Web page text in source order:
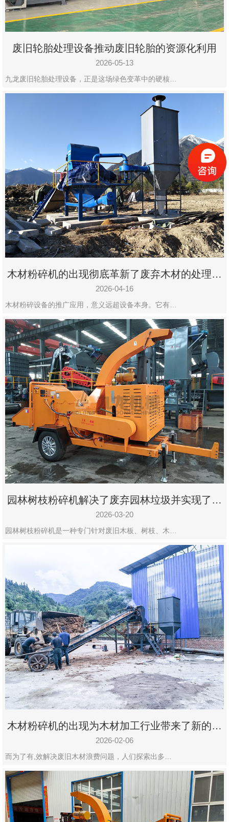
废旧轮胎处理设备推动废旧轮胎的资源化利用
2026-05-13
九龙废旧轮胎处理设备，正是这场绿色变革中的硬核…
木材粉碎机的出现彻底革新了废弃木材的处理模
式
2026-04-16
木材粉碎设备的推广应用，意义远超设备本身。它有…
园林树枝粉碎机解决了废弃园林垃圾并实现了再
利用
2026-03-20
园林树枝粉碎机是一种专门针对废旧木板、树枝、木…
木材粉碎机的出现为木材加工行业带来了新的变
化
2026-02-06
而为了有,效解决废旧木材浪费问题，人们探索出多…